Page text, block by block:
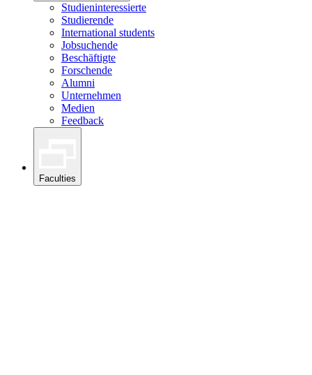
Studieninteressierte
Studierende
International students
Jobsuchende
Beschäftigte
Forschende
Alumni
Unternehmen
Medien
Feedback
Faculties